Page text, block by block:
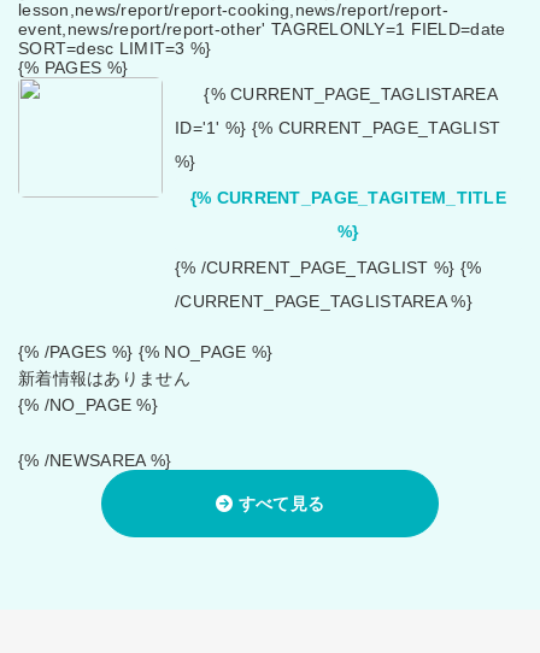
lesson,news/report/report-cooking,news/report/report-
event,news/report/report-other' TAGRELONLY=1 FIELD=date
SORT=desc LIMIT=3 %}
{% PAGES %}
{% CURRENT_PAGE_TAGLISTAREA
ID='1' %} {% CURRENT_PAGE_TAGLIST
%}
{% CURRENT_PAGE_TAGITEM_TITLE
%}
{% /CURRENT_PAGE_TAGLIST %} {%
/CURRENT_PAGE_TAGLISTAREA %}
{% /PAGES %} {% NO_PAGE %}
新着情報はありません
{% /NO_PAGE %}
{% /NEWSAREA %}
すべて見る